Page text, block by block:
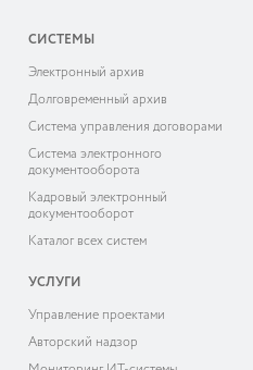
СИСТЕМЫ
Электронный архив
Долговременный архив
Система управления договорами
Система электронного
документооборота
Кадровый электронный
документооборот
Каталог всех систем
УСЛУГИ
Управление проектами
Авторский надзор